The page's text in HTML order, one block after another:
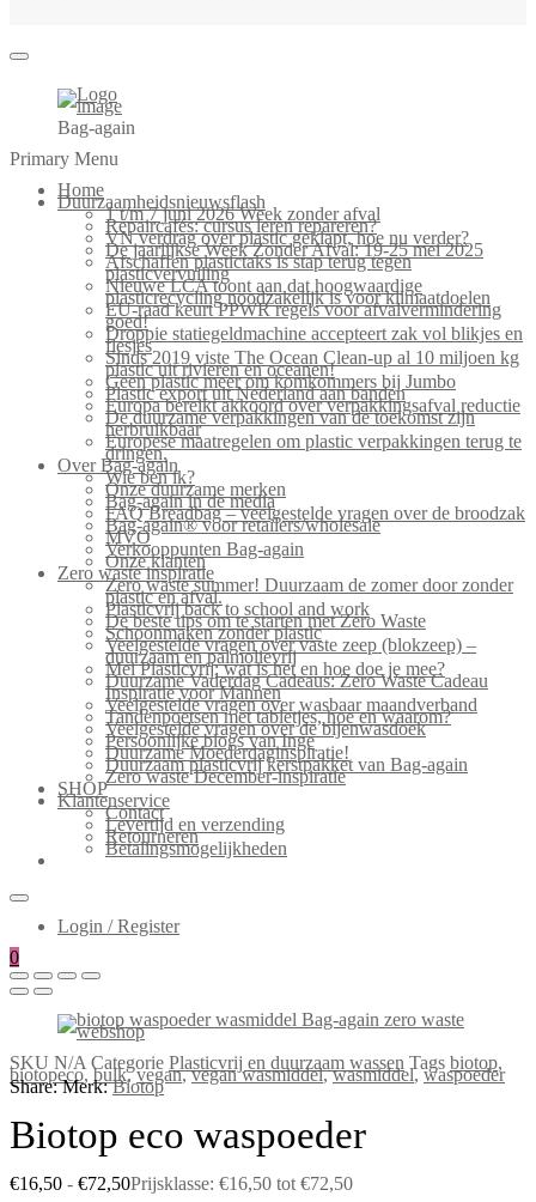
Bag-again
Primary Menu
Home
Duurzaamheidsnieuwsflash
1 t/m 7 juni 2026 Week zonder afval
Repaircafés: cursus leren repareren?
VN verdrag over plastic geklapt, hoe nu verder?
De jaarlijkse Week Zonder Afval: 19-25 mei 2025
Afschaffen plastictaks is stap terug tegen
plasticvervuiling
Nieuwe LCA toont aan dat hoogwaardige
plasticrecycling noodzakelijk is voor klimaatdoelen
EU-raad keurt PPWR regels voor afvalvermindering
goed!
Droppie statiegeldmachine accepteert zak vol blikjes en
flesjes
Sinds 2019 viste The Ocean Clean-up al 10 miljoen kg
plastic uit rivieren en oceanen!
Geen plastic meer om komkommers bij Jumbo
Plastic export uit Nederland aan banden
Europa bereikt akkoord over verpakkingsafval reductie
De duurzame verpakkingen van de toekomst zijn
herbruikbaar
Europese maatregelen om plastic verpakkingen terug te
dringen.
Over Bag-again
Wie ben ik?
Onze duurzame merken
Bag-again in de media
FAQ Breadbag – veelgestelde vragen over de broodzak
Bag-again® voor retailers/wholesale
MVO
Verkooppunten Bag-again
Onze klanten
Zero waste inspiratie
Zero waste summer! Duurzaam de zomer door zonder
plastic en afval.
Plasticvrij back to school and work
De beste tips om te starten met Zero Waste
Schoonmaken zonder plastic
Veelgestelde vragen over vaste zeep (blokzeep) –
duurzaam en palmolievrij
Mei Plasticvrij: wat is het en hoe doe je mee?
Duurzame Vaderdag Cadeaus: Zero Waste Cadeau
Inspiratie voor Mannen
Veelgestelde vragen over wasbaar maandverband
Tandenpoetsen met tabletjes, hoe en waarom?
Veelgestelde vragen over de bijenwasdoek
Persoonlijke blogs van Inge
Duurzame Moederdaginspiratie!
Duurzaam plasticvrij kerstpakket van Bag-again
Zero waste December-inspiratie
SHOP
Klantenservice
Contact
Levertijd en verzending
Retourneren
Betalingsmogelijkheden
Login / Register
0
SKU N/A Categorie Plasticvrij en duurzaam wassen Tags biotop,
biotopeco, bulk,vegan,vegan wasmiddel,wasmiddel,waspoeder
Share: Merk:Biotop
Biotop eco waspoeder
€16,50 - €72,50Prijsklasse: €16,50 tot €72,50